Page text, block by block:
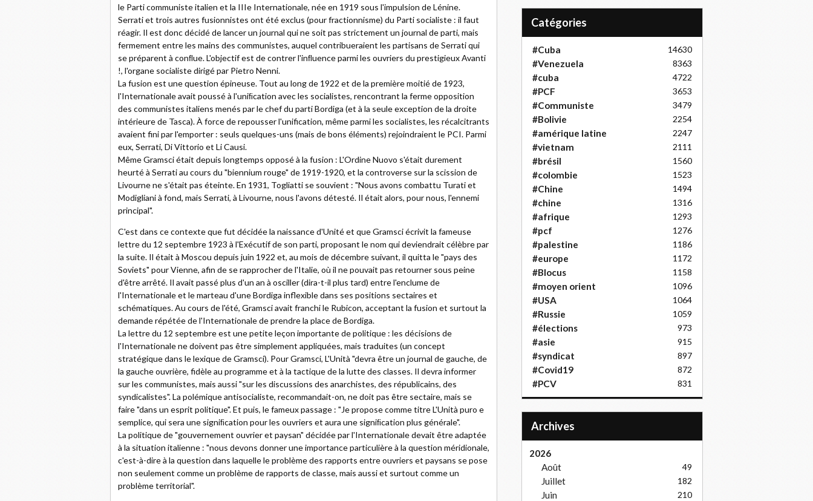
le Parti communiste italien et la IIIe Internationale, née en 1919 sous l'impulsion de Lénine.
Serrati et trois autres fusionnistes ont été exclus (pour fractionnisme) du Parti socialiste : il faut
réagir. Il est donc décidé de lancer un journal qui ne soit pas strictement un journal de parti, mais
fermement entre les mains des communistes, auquel contribueraient les partisans de Serrati qui
se préparent à conﬂue. L'objectif est de contrer l'inﬂuence parmi les ouvriers du prestigieux Avanti
!, l'organe socialiste dirigé par Pietro Nenni.
La fusion est une question épineuse. Tout au long de 1922 et de la première moitié de 1923,
l'Internationale avait poussé à l'uniﬁcation avec les socialistes, rencontrant la ferme opposition
des communistes italiens menés par le chef du parti Bordiga (et à la seule exception de la droite
intérieure de Tasca). À force de repousser l'unification, même parmi les socialistes, les récalcitrants
avaient fini par l'emporter : seuls quelques-uns (mais de bons éléments) rejoindraient le PCI. Parmi
eux, Serrati, Di Vittorio et Li Causi.
Même Gramsci était depuis longtemps opposé à la fusion : L'Ordine Nuovo s'était durement
heurté à Serrati au cours du "biennium rouge" de 1919-1920, et la controverse sur la scission de
Livourne ne s'était pas éteinte. En 1931, Togliatti se souvient : "Nous avons combattu Turati et
Modigliani à fond, mais Serrati, à Livourne, nous l'avons détesté. Il était alors, pour nous, l'ennemi
principal".
C'est dans ce contexte que fut décidée la naissance d'Unité et que Gramsci écrivit la fameuse
lettre du 12 septembre 1923 à l'Exécutif de son parti, proposant le nom qui deviendrait célèbre par
la suite. Il était à Moscou depuis juin 1922 et, au mois de décembre suivant, il quitta le "pays des
Soviets" pour Vienne, afin de se rapprocher de l'Italie, où il ne pouvait pas retourner sous peine
d'être arrêté. Il avait passé plus d'un an à osciller (dira-t-il plus tard) entre l'enclume de
l'Internationale et le marteau d'une Bordiga inflexible dans ses positions sectaires et
schématiques. Au cours de l'été, Gramsci avait franchi le Rubicon, acceptant la fusion et surtout la
demande répétée de l'Internationale de prendre la place de Bordiga.
La lettre du 12 septembre est une petite leçon importante de politique : les décisions de
l'Internationale ne doivent pas être simplement appliquées, mais traduites (un concept
stratégique dans le lexique de Gramsci). Pour Gramsci, L'Unità "devra être un journal de gauche, de
la gauche ouvrière, fidèle au programme et à la tactique de la lutte des classes. Il devra informer
sur les communistes, mais aussi "sur les discussions des anarchistes, des républicains, des
syndicalistes". La polémique antisocialiste, recommandait-on, ne doit pas être sectaire, mais se
faire "dans un esprit politique". Et puis, le fameux passage : "Je propose comme titre L'Unità puro e
semplice, qui sera une signiﬁcation pour les ouvriers et aura une signiﬁcation plus générale".
La politique de "gouvernement ouvrier et paysan" décidée par l'Internationale devait être adaptée
à la situation italienne : "nous devons donner une importance particulière à la question méridionale,
c'est-à-dire à la question dans laquelle le problème des rapports entre ouvriers et paysans se pose
non seulement comme un problème de rapports de classe, mais aussi et surtout comme un
problème territorial".
Catégories
#Cuba 14630
#Venezuela 8363
#cuba 4722
#PCF 3653
#Communiste 3479
#Bolivie 2254
#amérique latine 2247
#vietnam 2111
#brésil 1560
#colombie 1523
#Chine 1494
#chine 1316
#afrique 1293
#pcf 1276
#palestine 1186
#europe 1172
#Blocus 1158
#moyen orient 1096
#USA 1064
#Russie 1059
#élections 973
#asie 915
#syndicat 897
#Covid19 872
#PCV 831
Archives
2026
Août
49
Juillet 182
Juin 210